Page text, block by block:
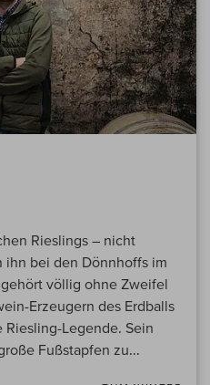
Rieslings – nicht
bei den Dönnhoffs im
völlig ohne Zweifel
Erzeugern des Erdballs
Legende. Sein
Fußstapfen zu...